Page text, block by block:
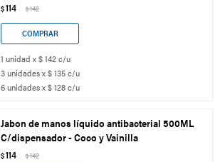
$114 $142
1 unidad x $ 142 c/u
3 unidades x $ 135 c/u
6 unidades x $ 128 c/u
Jabon de manos líquido antibacterial 500ML
C/dispensador - Coco y Vainilla
$114 $142